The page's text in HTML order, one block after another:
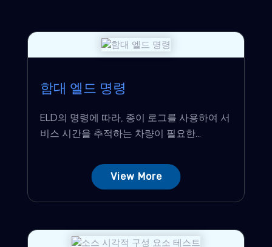
함대 엘드 명령
ELD의 명령에 따라, 종이 로그를 사용하여 서
비스 시간을 추적하는 차량이 필요한...
View More